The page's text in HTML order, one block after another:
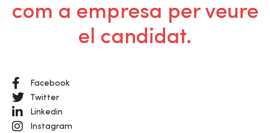
com a empresa per veure
el candidat.
Facebook
Twitter
Linkedin
Instagram